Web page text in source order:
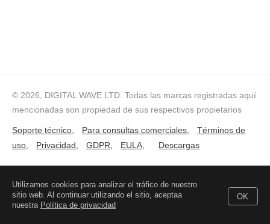
Utilizamos cookies para analizar el tráfico de nuestro
sitio web. Al continuar utilizando el sitio, aceptaa
nuestra Política de privacidad
OK
© 2026, DIGITAL WAVE LTD. Todas las marcas registradas aquí
mencionadas son propiedad de sus respectivos propietarios
Soporte técnico Para consultas comerciales
Términos de
uso
Privacidad GDPR EULA Descargas